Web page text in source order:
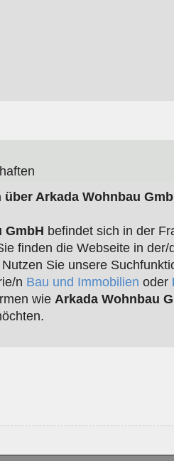
Arkada Wohnbau
GmbH befindet sich in der
finden die Webseite in der/
Sie unsere
n Bau und Immobilien oder
wie Arkada Wohnbau